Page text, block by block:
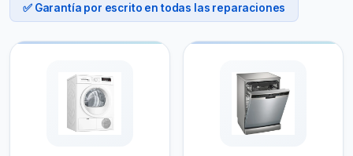
✅ Garantía por escrito en todas las reparaciones